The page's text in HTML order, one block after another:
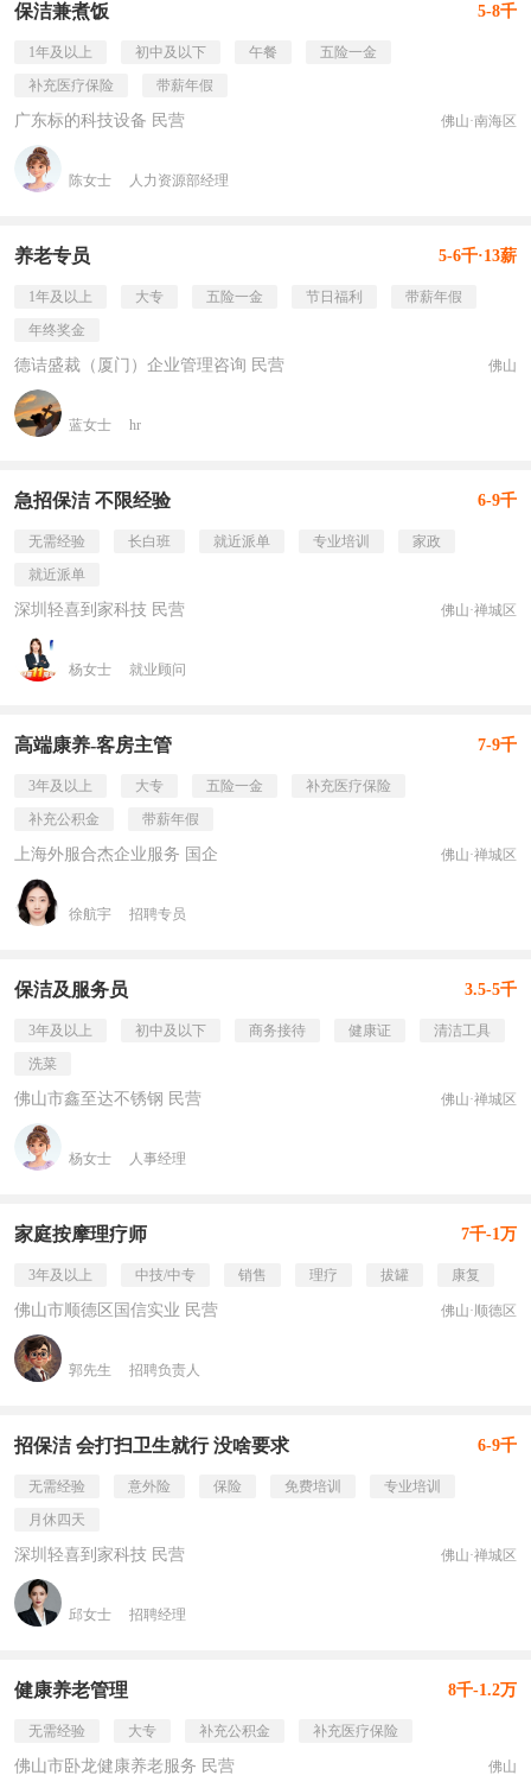
保洁兼煮饭 5-8千
1年及以上 初中及以下 午餐
五险一金
补充医疗保险
带薪年假
广东标的科技设备 民营 佛山·南海区
陈女士 人力资源部经理
养老专员 5-6千·13薪
1年及以上 大专 五险一金 节日福利
带薪年假
年终奖金
德诘盛裁（厦门）企业管理咨询 民营 佛山
蓝女士 hr
急招保洁 不限经验 6-9千
无需经验 长白班 就近派单 专业培训
家政
就近派单
深圳轻喜到家科技 民营 佛山·禅城区
杨女士 就业顾问
高端康养-客房主管 7-9千
3年及以上 大专 五险一金
补充医疗保险
补充公积金
带薪年假
上海外服合杰企业服务 国企 佛山·禅城区
徐航宇 招聘专员
保洁及服务员 3.5-5千
3年及以上 初中及以下 商务接待 健康证
清洁工具
洗菜
佛山市鑫至达不锈钢 民营 佛山·禅城区
杨女士 人事经理
家庭按摩理疗师 7千-1万
3年及以上 中技/中专 销售 理疗 拔罐 康复
佛山市顺德区国信实业 民营 佛山·顺德区
郭先生 招聘负责人
招保洁 会打扫卫生就行 没啥要求 6-9千
无需经验 意外险 保险 免费培训
专业培训
月休四天
深圳轻喜到家科技 民营 佛山·禅城区
邱女士 招聘经理
健康养老管理 8千-1.2万
无需经验 大专 补充公积金 补充医疗保险
佛山市卧龙健康养老服务 民营 佛山